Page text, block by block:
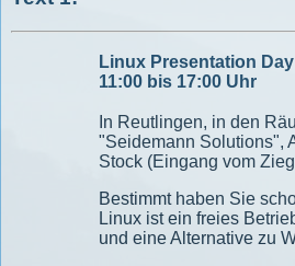
Linux Presentation
11:00 bis 17:00 Uhr
In Reutlingen, in den
"Seidemann Solutions",
Stock (Eingang vom
Bestimmt haben Sie
Linux ist ein freies
und eine Alternative zu